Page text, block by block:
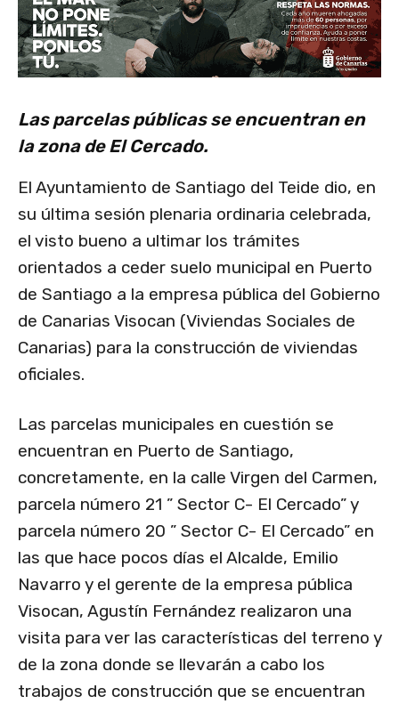
Las parcelas públicas se encuentran en
la zona de El Cercado.
El Ayuntamiento de Santiago del Teide dio, en
su última sesión plenaria ordinaria celebrada,
el visto bueno a ultimar los trámites
orientados a ceder suelo municipal en Puerto
de Santiago a la empresa pública del Gobierno
de Canarias Visocan (Viviendas Sociales de
Canarias) para la construcción de viviendas
oficiales.
Las parcelas municipales en cuestión se
encuentran en Puerto de Santiago,
concretamente, en la calle Virgen del Carmen,
parcela número 21 ” Sector C- El Cercado” y
parcela número 20 ” Sector C- El Cercado” en
las que hace pocos días el Alcalde, Emilio
Navarro y el gerente de la empresa pública
Visocan, Agustín Fernández realizaron una
visita para ver las características del terreno y
de la zona donde se llevarán a cabo los
trabajos de construcción que se encuentran